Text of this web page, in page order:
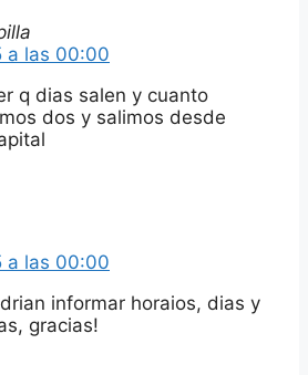
a las 00:00
q dias salen y cuanto
dos y salimos desde
a las 00:00
informar horaios, dias y
gracias!